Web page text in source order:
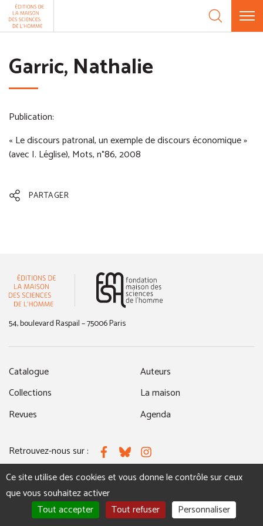
Aller au contenu
Garric, Nathalie
Publication:
« Le discours patronal, un exemple de discours économique »
(avec I. Léglise), Mots, n°86, 2008
PARTAGER
54, boulevard Raspail – 75006 Paris
Catalogue
Collections
Revues
Auteurs
La maison
Agenda
Retrouvez-nous sur : FacebookBlueskyInstagram
MENTIONS LÉGALES NOUS CONTACTER
Panneau de gestion des cookies
Ce site utilise des cookies et vous donne le contrôle sur ceux
que vous souhaitez activer
Tout accepter
Tout refuser Personnaliser